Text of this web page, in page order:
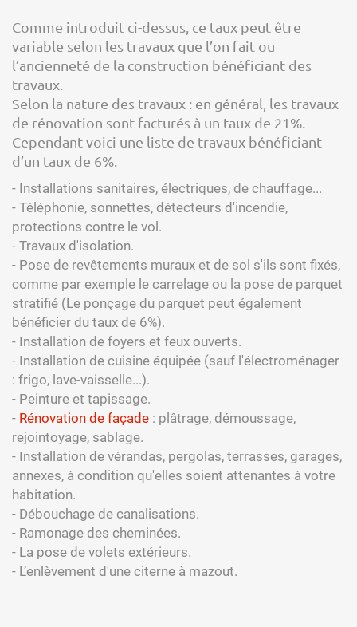
Comme introduit ci-dessus, ce taux peut être
variable selon les travaux que l’on fait ou
l’ancienneté de la construction bénéficiant des
travaux.
Selon la nature des travaux : en général, les travaux
de rénovation sont facturés à un taux de 21%.
Cependant voici une liste de travaux bénéficiant
d’un taux de 6%.
- Installations sanitaires, électriques, de chauffage...
- Téléphonie, sonnettes, détecteurs d'incendie,
protections contre le vol.
- Travaux d'isolation.
- Pose de revêtements muraux et de sol s'ils sont fixés,
comme par exemple le carrelage ou la pose de parquet
stratifié (Le ponçage du parquet peut également
bénéficier du taux de 6%).
- Installation de foyers et feux ouverts.
- Installation de cuisine équipée (sauf l'électroménager
: frigo, lave-vaisselle...).
- Peinture et tapissage.
- Rénovation de façade : plâtrage, démoussage,
rejointoyage, sablage.
- Installation de vérandas, pergolas, terrasses, garages,
annexes, à condition qu'elles soient attenantes à votre
habitation.
- Débouchage de canalisations.
- Ramonage des cheminées.
- La pose de volets extérieurs.
- L’enlèvement d'une citerne à mazout.